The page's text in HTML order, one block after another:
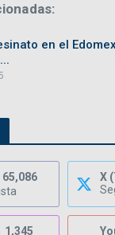
en el
65,086
X
1,345